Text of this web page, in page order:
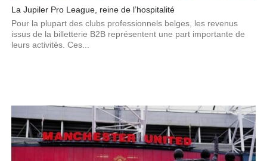
La Jupiler Pro League, reine de l’hospitalité
Pour la plupart des clubs professionnels belges, les revenus
issus de la billetterie B2B représentent une part importante de
leurs activités. Ces...